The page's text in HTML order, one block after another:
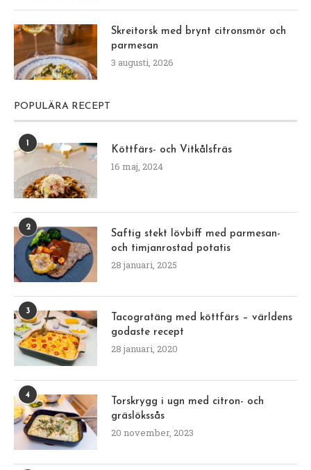
Skreitorsk med brynt citronsmör och
parmesan
3 augusti, 2026
POPULÄRA RECEPT
Köttfärs- och Vitkålsfräs
16 maj, 2024
2
Saftig stekt lövbiff med parmesan-
och timjanrostad potatis
28 januari, 2025
3
Tacogratäng med köttfärs – världens
godaste recept
28 januari, 2020
4
Torskrygg i ugn med citron- och
gräslökssås
20 november, 2023